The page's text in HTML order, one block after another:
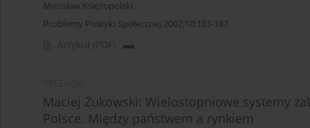
Mirosław Księżopolski
Problemy Polityki Społecznej 2007;10:183-187
Artykuł (PDF)
Maciej Żukowski: Wielostopniowe systemy
Polsce. Między państwem a rynkiem